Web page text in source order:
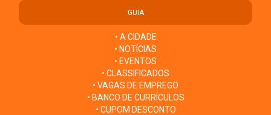
GUIA
• A CIDADE
• NOTÍCIAS
• EVENTOS
• CLASSIFICADOS
• VAGAS DE EMPREGO
• BANCO DE CURRÍCULOS
• CUPOM DESCONTO